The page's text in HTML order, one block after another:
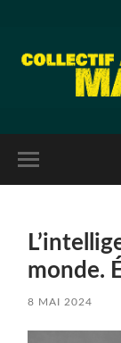
monde.
8 MAI 2024